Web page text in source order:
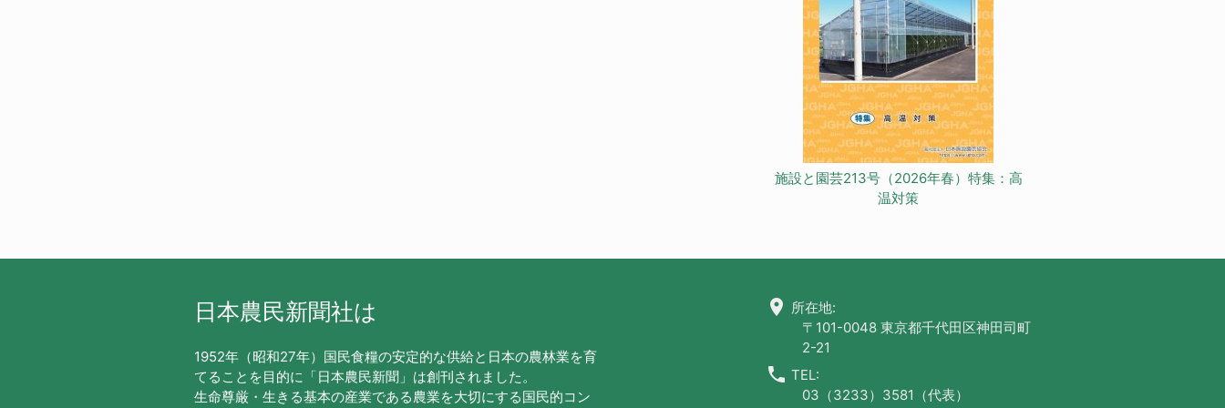
施設と園芸213号（2026年春）特集：高
温対策
日本農民新聞社は
1952年（昭和27年）国民食糧の安定的な供給と日本の農林業を育
てることを目的に「日本農民新聞」は創刊されました。
生命尊厳・生きる基本の産業である農業を大切にする国民的コン
location_on 所在地:
〒101-0048 東京都千代田区神田司町
2-21
call TEL:
03（3233）3581（代表）